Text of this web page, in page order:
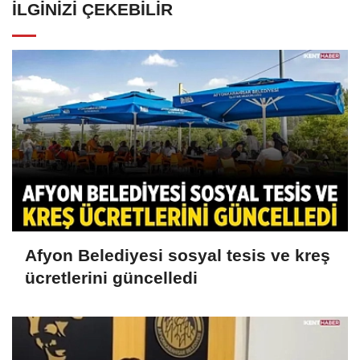
İLGINIZI ÇEKEBILIR
Afyon Belediyesi sosyal tesis ve kreş
ücretlerini güncelledi